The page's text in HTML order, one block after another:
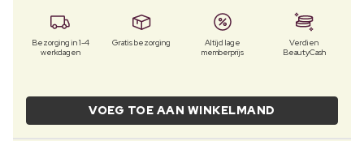
Bezorging in 1-4
werkdagen
Gratis bezorging
Altijd lage
memberprijs
Verdien
BeautyCash
VOEG TOE AAN WINKELMAND